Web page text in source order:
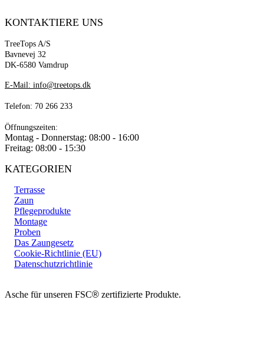
KONTAKTIERE UNS
TreeTops A/S
Bavnevej 32
DK-6580 Vamdrup
E-Mail: info@treetops.dk
Telefon: 70 266 233
Öffnungszeiten:
Montag - Donnerstag: 08:00 - 16:00
Freitag: 08:00 - 15:30
KATEGORIEN
Terrasse
Zaun
Pflegeprodukte
Montage
Proben
Das Zaungesetz
Cookie-Richtlinie (EU)
Datenschutzrichtlinie
Asche für unseren FSC® zertifizierte Produkte.